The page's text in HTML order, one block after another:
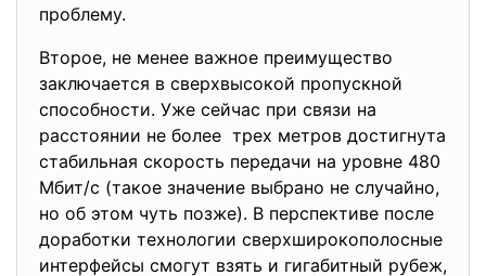
проблему.
Второе, не менее важное преимущество
заключается в сверхвысокой пропускной
способности. Уже сейчас при связи на
расстоянии не более трех метров достигнута
стабильная скорость передачи на уровне 480
Мбит/с (такое значение выбрано не случайно,
но об этом чуть позже). В перспективе после
доработки технологии сверхширокополосные
интерфейсы смогут взять и гигабитный рубеж,